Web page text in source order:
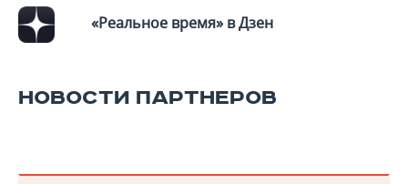
ВОДНЫЕ ВИДЫ СПОРТА
ОБРАЗОВАНИЕ«Реальное время» в Дзен
НОВОСТИ ПАРТНЕРОВ